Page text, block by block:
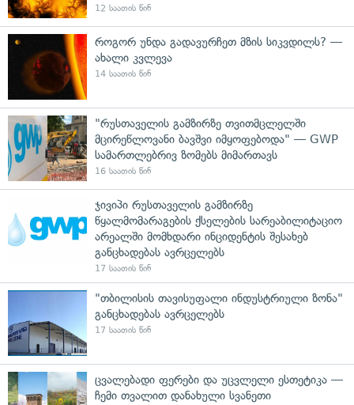
12 საათის წინ
როგორ უნდა გადავურჩეთ მზის სიკვდილს? —
ახალი კვლევა
14 საათის წინ
"რუსთაველის გამზირზე თვითმცლელში
მცირეწლოვანი ბავშვი იმყოფებოდა" — GWP
სამართლებრივ ზომებს მიმართავს
16 საათის წინ
ჯივიპი რუსთაველის გამზირზე
წყალმომარაგების ქსელების სარეაბილიტაციო
არეალში მომხდარი ინციდენტის შესახებ
განცხადებას ავრცელებს
17 საათის წინ
"თბილისის თავისუფალი ინდუსტრიული ზონა"
განცხადებას ავრცელებს
17 საათის წინ
ცვალებადი ფერები და უცვლელი ესთეტიკა —
ჩემი თვალით დანახული სვანეთი